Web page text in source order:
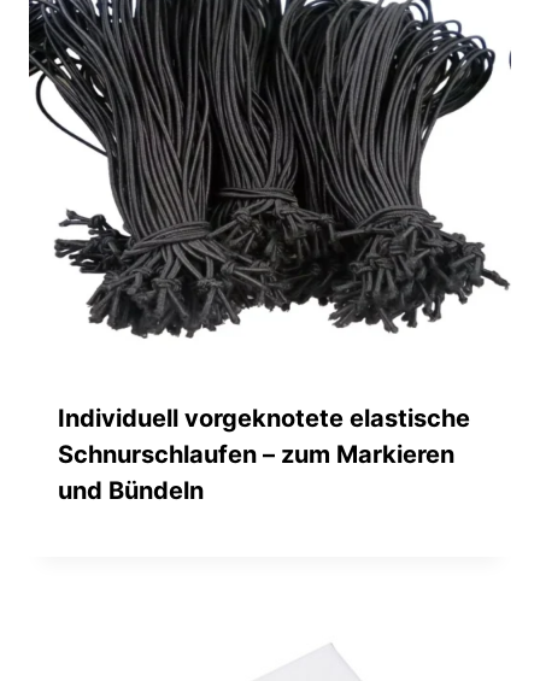
Individuell vorgeknotete elastische
Schnurschlaufen – zum Markieren
und Bündeln